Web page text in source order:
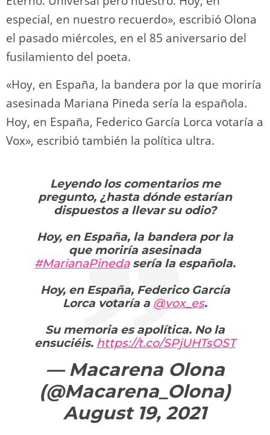
especial, en nuestro recuerdo», escribió Olona
el pasado miércoles, en el 85 aniversario del
fusilamiento del poeta.
«Hoy, en España, la bandera por la que moriría
asesinada Mariana Pineda sería la española.
Hoy, en España, Federico García Lorca votaría a
Vox», escribió también la política ultra.
Leyendo los comentarios me
pregunto, ¿hasta dónde estarían
dispuestos a llevar su odio?
Hoy, en España, la bandera por la
que moriría asesinada
#MarianaPinedasería la española.
Hoy, en España, Federico García
Lorca votaría a @vox_es.
Su memoria es apolítica. No la
ensuciéis. https://t.co/SPjUHTsOST
— Macarena Olona
(@Macarena_Olona)
August 19, 2021